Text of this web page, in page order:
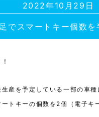
でスマートキー個数を
2022年10月29日
生産を予定している一部の車種
トキーの個数を2個（電子キ